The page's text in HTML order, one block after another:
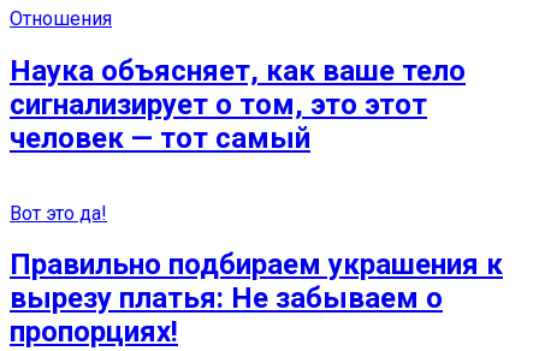
Отношения
Наука объясняет, как ваше тело
сигнализирует о том, это этот
человек — тот самый
Вот это да!
Правильно подбираем украшения к
вырезу платья: Не забываем о
пропорциях!